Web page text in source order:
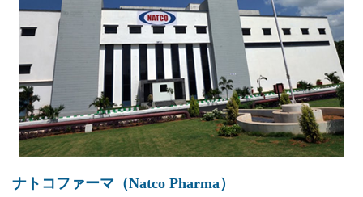
ナトコファーマ（Natco Pharma）